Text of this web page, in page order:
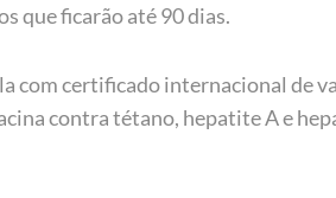
que ficarão até 90 dias.
com certificado internacional de
contra tétano, hepatite A e